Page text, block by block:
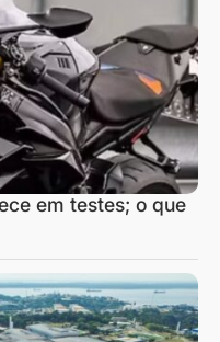
em testes; o que